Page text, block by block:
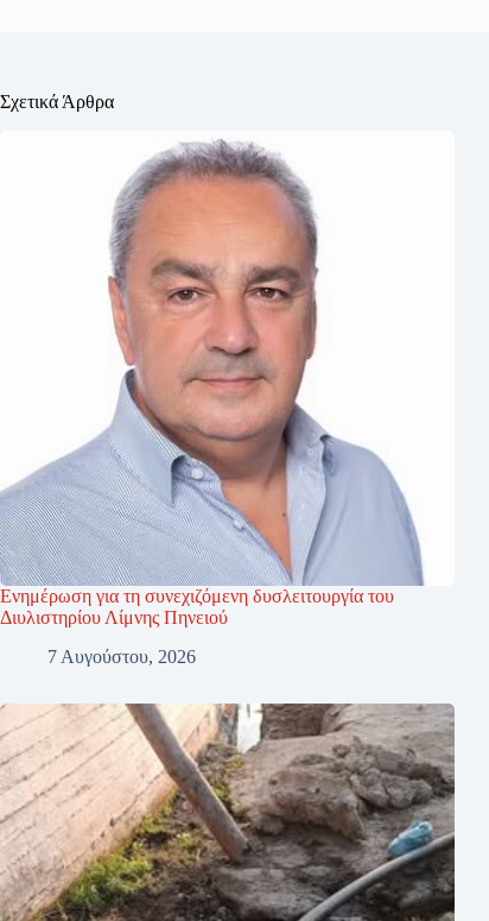
Σχετικά Άρθρα
Ενημέρωση για τη συνεχιζόμενη δυσλειτουργία του
Διυλιστηρίου Λίμνης Πηνειού
7 Αυγούστου, 2026